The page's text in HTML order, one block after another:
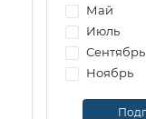
Май
Июль
Сентябрь
Ноябрь